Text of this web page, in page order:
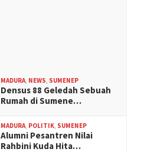
MADURA NEWS SUMENEP
Densus 88 Geledah Sebuah
Rumah di Sumene…
MADURA POLITIK SUMENEP
Alumni Pesantren Nilai
Rahbini Kuda Hita…